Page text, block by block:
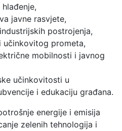
javne rasvjete,
postrojenja,
učinkovitog prometa,
mobilnosti i javnog
učinkovitosti u
i edukaciju građana.
energije i emisija
zelenih tehnologija i